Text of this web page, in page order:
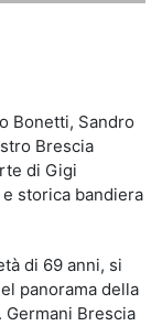
Bonetti, Sandro
Brescia
di Gigi
storica bandiera
di 69 anni, si
panorama della
Germani Brescia